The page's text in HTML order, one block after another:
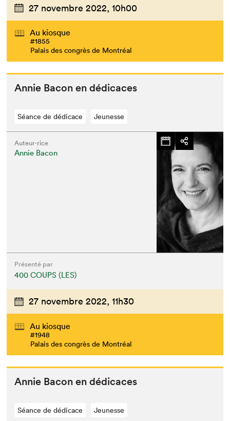
27 novembre 2022, 10h00
Au kiosque
#1855
Palais des congrès de Montréal
Annie Bacon en dédicaces
Séance de dédicace Jeunesse
Auteur·rice
Annie Bacon
Présenté par
400 COUPS (LES)
27 novembre 2022, 11h30
Au kiosque
#1948
Palais des congrès de Montréal
Annie Bacon en dédicaces
Séance de dédicace Jeunesse